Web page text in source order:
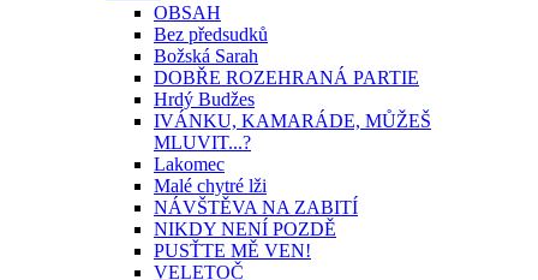
OBSAH
Bez předsudků
Božská Sarah
DOBŘE ROZEHRANÁ PARTIE
Hrdý Budžes
IVÁNKU, KAMARÁDE, MŮŽEŠ
MLUVIT...?
Lakomec
Malé chytré lži
NÁVŠTĚVA NA ZABITÍ
NIKDY NENÍ POZDĚ
PUSŤTE MĚ VEN!
VELETOČ